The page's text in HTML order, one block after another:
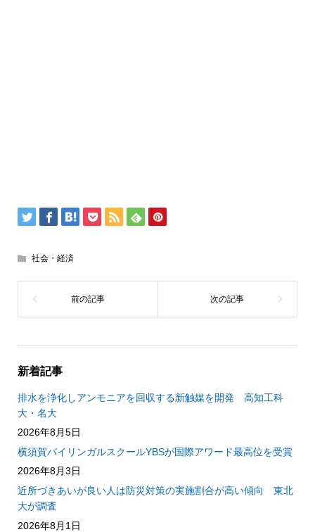
社会・経済
新着記事
排水を浄化しアンモニアを回収する新触媒を開発 高知工科
大・名大
2026年8月5日
横須賀バイリンガルスクールYBSが国際アワード最高位を受賞
2026年8月3日
近所づきあいが良い人は防災対策の実施割合が高い傾向 東北
大が調査
2026年8月1日